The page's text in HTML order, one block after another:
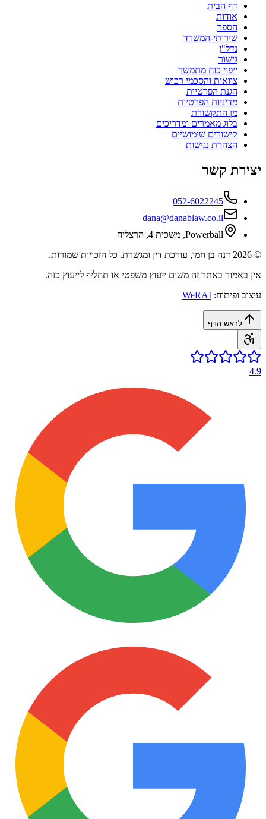
דף הבית
אודות
הספר
שירותי-המשרד
נדל"ן
גישור
ייפוי כוח מתמשך
צוואות והסכמי רכוש
הגנת הפרטיות
מדיניות הפרטיות
מן התקשורת
בלוג מאמרים ומדריכים
קישורים שימושיים
הצהרת נגישות
יצירת קשר
052-6022245
dana@danablaw.co.il
Powerball, משכית 4, הרצליה
©
2026 דנה בן חמו, עורכת דין ומגשרת. כל הזכויות שמורות.
אין באמור באתר זה משום ייעוץ משפטי או תחליף לייעוץ כזה.
עיצוב ופיתוח: WeRAI
לראש הדף
4.9